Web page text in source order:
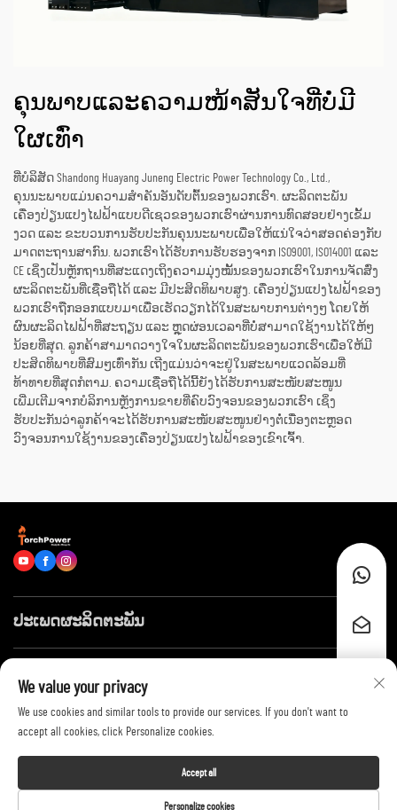
ຄຸນພາບແລະຄວາມໜ້າສັນໃຈທີ່ບໍ່ມີ
ໃຜເທົ່າ
ທີ່ບໍລິສັດ Shandong Huayang Juneng Electric Power Technology Co., Ltd.,
ຄຸນນະພາບແມ່ນຄວາມສຳຄັນອັນດັບຕົ້ນຂອງພວກເຮົາ. ຜະລິດຕະພັນ
ເຄື່ອງປ່ຽນແປງໄຟຟ້າແບບດີເຊວຂອງພວກເຮົາຜ່ານການທົດສອບຢ່າງເຂັ້ມ
ງວດ ແລະ ຂະບວນການຮັບປະກັນຄຸນນະພາບເພື່ອໃຫ້ແນ່ໃຈວ່າສອດຄ່ອງກັບ
ມາດຕະຖານສາກົນ. ພວກເຮົາໄດ້ຮັບການຮັບຮອງຈາກ ISO9001, ISO14001 ແລະ
CE ເຊິ່ງເປັນຫຼັກຖານທີ່ສະແດງເຖິງຄວາມມຸ່ງໝັ້ນຂອງພວກເຮົາໃນການຈັດສົ່ງ
ຜະລິດຕະພັນທີ່ເຊື່ອຖືໄດ້ ແລະ ມີປະສິດທິພາບສູງ. ເຄື່ອງປ່ຽນແປງໄຟຟ້າຂອງ
ພວກເຮົາຖືກອອກແບບມາເພື່ອເຮັດວຽກໄດ້ໃນສະພາບການຕ່າງໆ ໂດຍໃຫ້
ຜົນຜະລິດໄຟຟ້າທີ່ສະຖຽນ ແລະ ຫຼຸດຜ່ອນເວລາທີ່ບໍ່ສາມາດໃຊ້ງານໄດ້ໃຫ້ໆ
ນ້ອຍທີ່ສຸດ. ລູກຄ້າສາມາດວາງໃຈໃນຜະລິດຕະພັນຂອງພວກເຮົາເພື່ອໃຫ້ມີ
ປະສິດທິພາບທີ່ສົມໆເທົ່າກັນ ເຖີງແມ່ນວ່າຈະຢູ່ໃນສະພາບແວດລ້ອມທີ່
ທ້າທາຍທີ່ສຸດກໍຕາມ. ຄວາມເຊື່ອຖືໄດ້ນີ້ຍັງໄດ້ຮັບການສະໜັບສະໜູນ
ເພີ່ມເຕີມຈາກບໍລິການຫຼັງການຂາຍທີ່ຄົບວົງຈອນຂອງພວກເຮົາ ເຊິ່ງ
ຮັບປະກັນວ່າລູກຄ້າຈະໄດ້ຮັບການສະໜັບສະໜູນຢ່າງຕໍ່ເນື່ອງຕະຫຼອດ
ວົງຈອນການໃຊ້ງານຂອງເຄື່ອງປ່ຽນແປງໄຟຟ້າຂອງເຂົາເຈົ້າ.
ປະເພດຜະລິດຕະພັນ
ຕິດຕໍ່ພວກເຮົາ
We value your privacy
We use cookies and similar tools to provide our services. If you don't want to
accept all cookies, click Personalize cookies.
Personalize cookies
Accept all